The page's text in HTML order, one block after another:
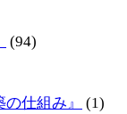
(94)
仕組み』
(1)